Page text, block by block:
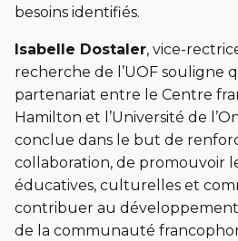
besoins identifiés.
Isabelle Dostaler, vice-
recherche de l’UOF souligne
partenariat entre le Centre
Hamilton et l’Université de
conclue dans le but de
collaboration, de promouvoir
éducatives, culturelles et
contribuer au
de la communauté